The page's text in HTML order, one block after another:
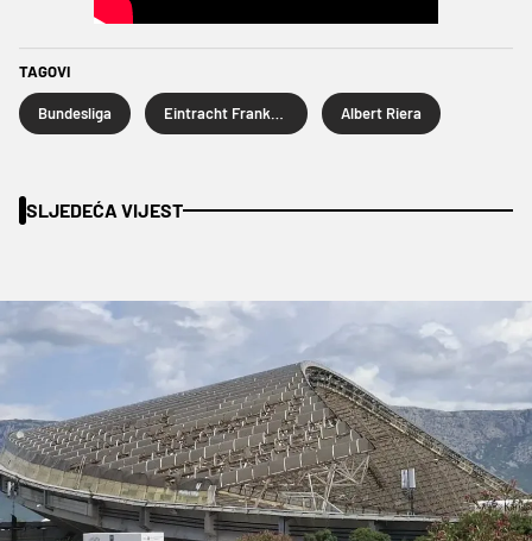
TAGOVI
Bundesliga Albert Riera
SLJEDEĆA VIJEST